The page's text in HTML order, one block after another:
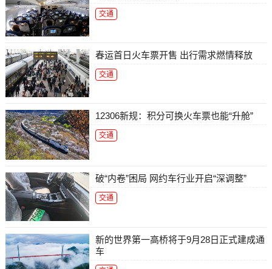
交通
春运首日火车票开售 出行需求燃情释放
交通
12306新规：积分可换火车票也能“升舱”
交通
破“内卷”困局 网约车行业开启“深调整”
交通
新的世界第一高桥将于9月28日正式建成通
车